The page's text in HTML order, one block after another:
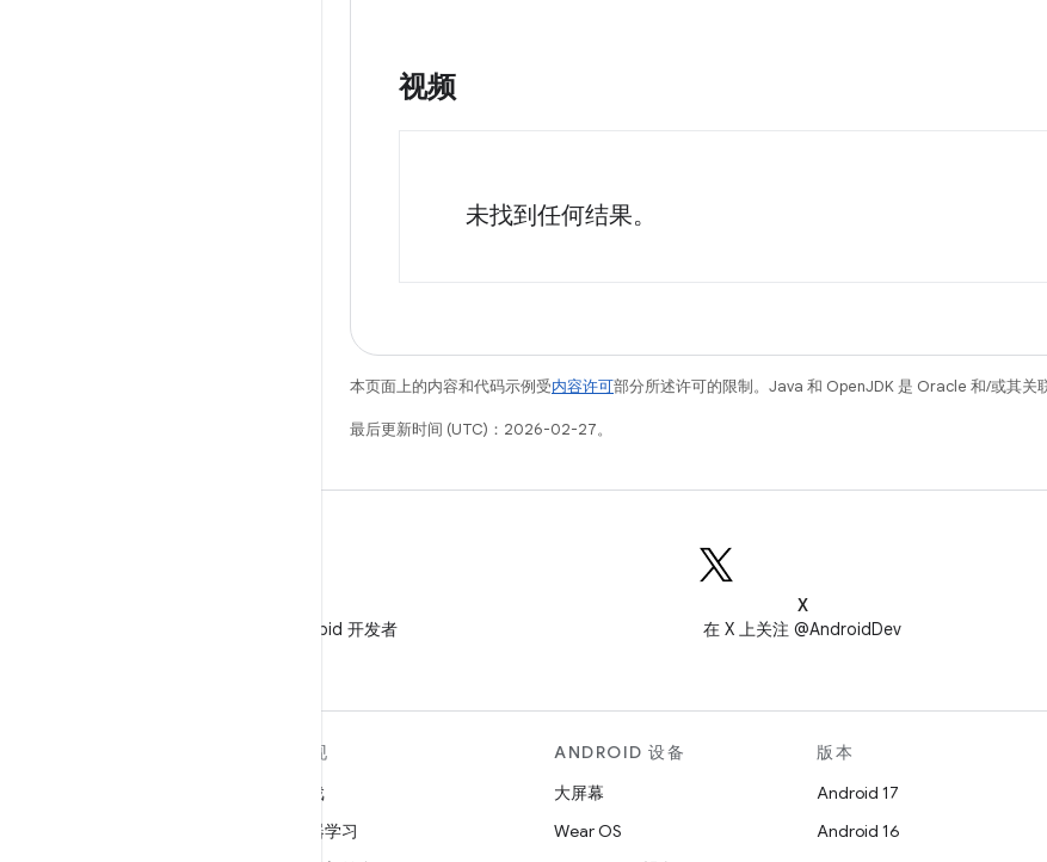
视频
未找到任何结果。
本页面上的内容和代码示例受内容许可部分所述许可的限制。Java 和 OpenJDK 是 Oracle 和/或其关
最后更新时间 (UTC)：2026-02-27。
在微信中关注 Android 开发者
X
在 X 上关注 @AndroidDev
发现
游戏
机器学习
ANDROID 设备
大屏幕
Wear OS
版本
Android 17
Android 16